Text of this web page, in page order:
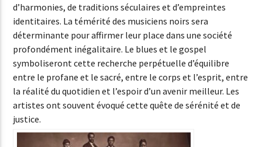
d’harmonies, de traditions séculaires et d’empreintes
identitaires. La témérité des musiciens noirs sera
déterminante pour affirmer leur place dans une société
profondément inégalitaire. Le blues et le gospel
symboliseront cette recherche perpétuelle d’équilibre
entre le profane et le sacré, entre le corps et l’esprit, entre
la réalité du quotidien et l’espoir d’un avenir meilleur. Les
artistes ont souvent évoqué cette quête de sérénité et de
justice.